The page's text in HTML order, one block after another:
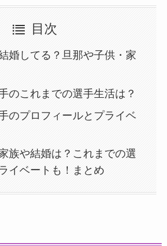
目次
婚してる？旦那や子供・家
のこれまでの選手生活は？
のプロフィールとプライベ
族や結婚は？これまでの選
イベートも！まとめ